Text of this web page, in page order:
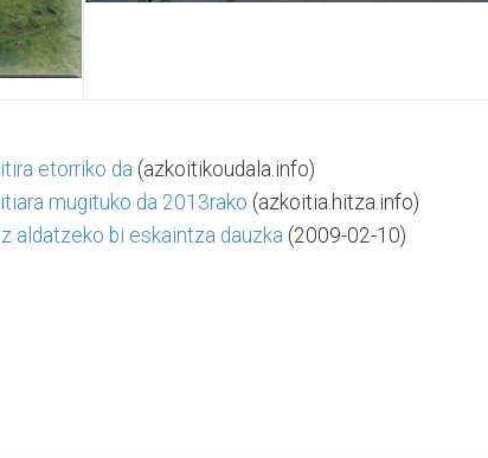
etorriko da (azkoitikoudala.info)
mugituko da 2013rako (azkoitia.hitza.info)
aldatzeko bi eskaintza dauzka (2009-02-10)